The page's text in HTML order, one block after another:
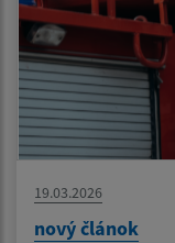
19.03.2026
nový článok